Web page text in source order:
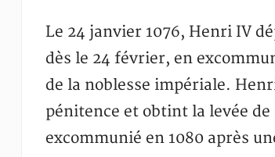
Le 24 janvier 1076, Henri IV
dès le 24 février, en
de la noblesse impériale.
pénitence et obtint la levée
excommunié en 1080 après